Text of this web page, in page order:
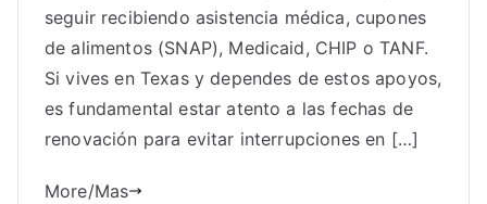
seguir recibiendo asistencia médica, cupones
de alimentos (SNAP), Medicaid, CHIP o TANF.
Si vives en Texas y dependes de estos apoyos,
es fundamental estar atento a las fechas de
renovación para evitar interrupciones en […]
More/Mas